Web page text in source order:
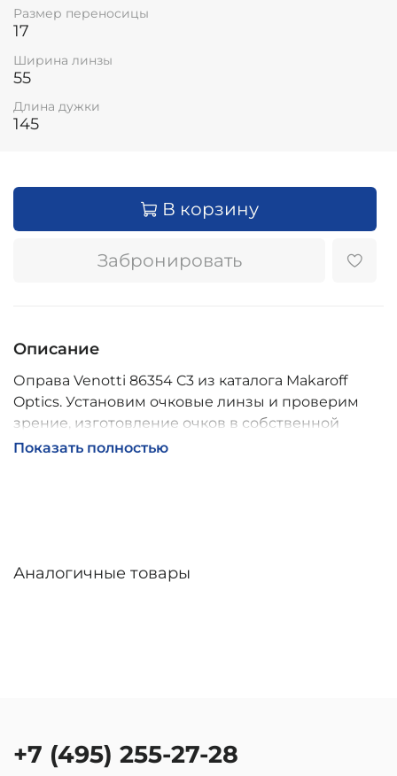
Размер переносицы
17
Ширина линзы
55
Длина дужки
145
В корзину
Забронировать
Описание
Оправа Venotti 86354 C3 из каталога Makaroff
Optics. Установим очковые линзы и проверим
зрение, изготовление очков в собственной
мастерской, обычно 2–5 дней, индивидуальные
Показать полностью
Аналогичные товары
+7 (495) 255-27-28